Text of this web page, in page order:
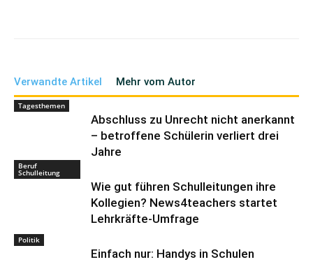
Verwandte Artikel Mehr vom Autor
Tagesthemen
Abschluss zu Unrecht nicht anerkannt
– betroffene Schülerin verliert drei
Jahre
Beruf
Schulleitung
Wie gut führen Schulleitungen ihre
Kollegien? News4teachers startet
Lehrkräfte-Umfrage
Politik
Einfach nur: Handys in Schulen